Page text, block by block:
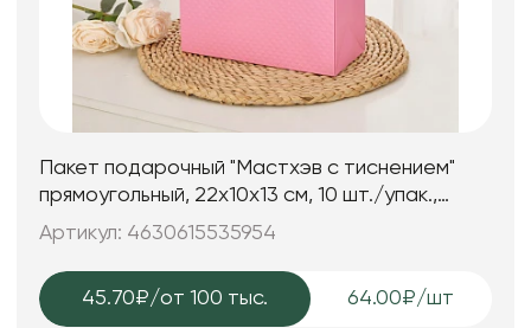
Пакет подарочный "Мастхэв c тиснением"
прямоугольный, 22х10х13 см, 10 шт./упак.,
розовый
Артикул: 4630615535954
45.70₽/от 100 тыс. 64.00₽/шт